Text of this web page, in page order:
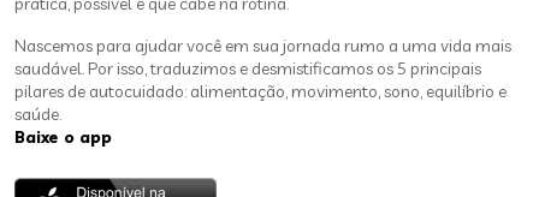
Nascemos para ajudar você em sua jornada rumo a uma vida mais
saudável. Por isso, traduzimos e desmistificamos os 5 principais
pilares de autocuidado: alimentação, movimento, sono, equilíbrio e
saúde.
Baixe o app